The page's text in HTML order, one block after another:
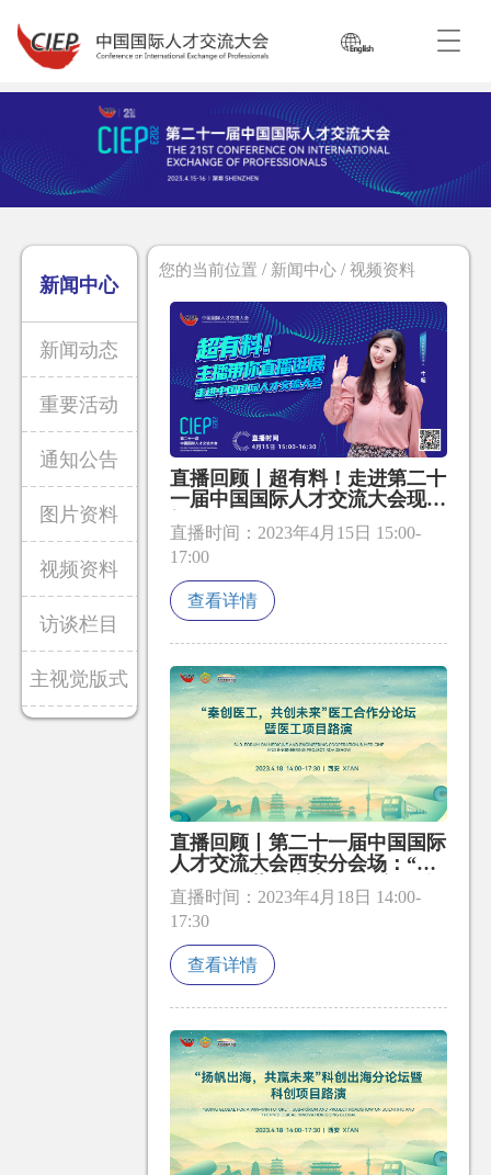
新闻中心
新闻动态
重要活动
通知公告
图片资料
视频资料
访谈栏目
主视觉版式
您的当前位置 / 新闻中心 / 视频资料
直播回顾丨超有料！走进第二十
一届中国国际人才交流大会现
场！
直播时间：2023年4月15日 15:00-
17:00
查看详情
直播回顾丨第二十一届中国国际
人才交流大会西安分会场：“秦
创医工，共创未来”医工合作分
论坛暨医工项目路演
直播时间：2023年4月18日 14:00-
17:30
查看详情